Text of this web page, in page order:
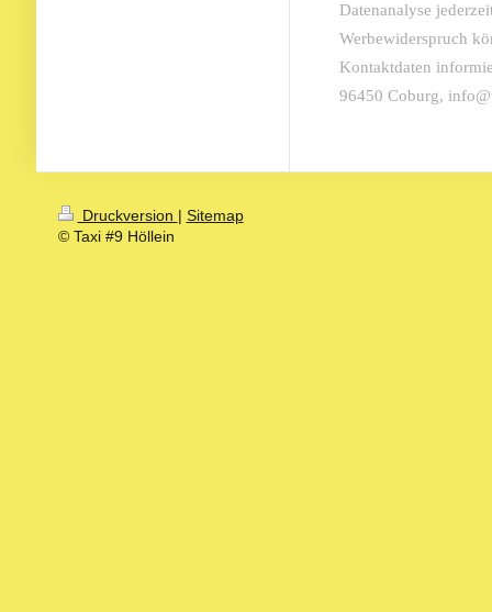
Datenanalyse
Werbewiderspruch
Kontaktdaten
96450 Coburg,
Druckversion | Sitemap
© Taxi #9 Höllein